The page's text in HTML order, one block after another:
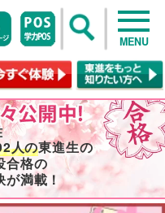
MENU
人の東進生の
合格の
が満載！